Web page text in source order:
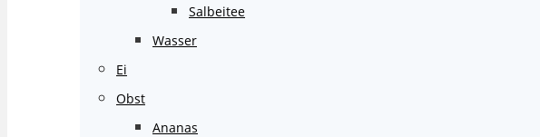
Salbeitee
Wasser
Ei
Obst
Ananas